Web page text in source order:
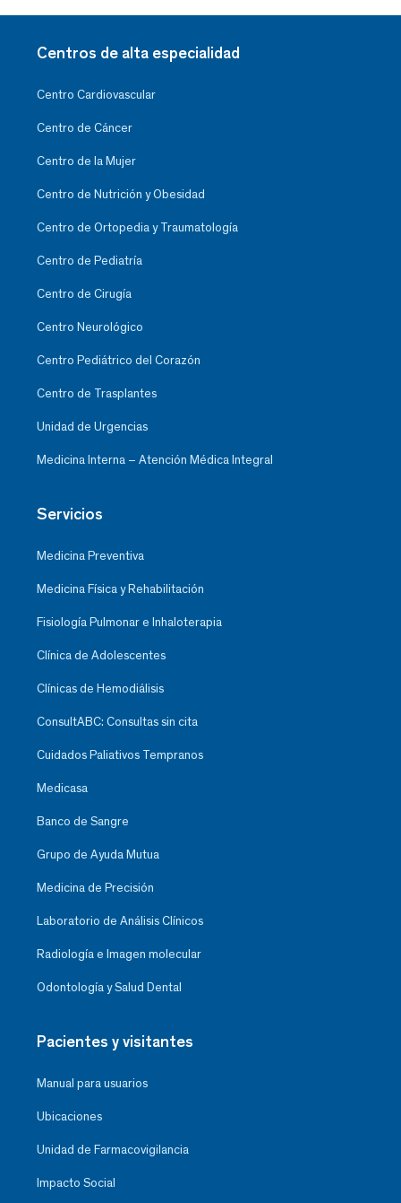
Centros de alta especialidad
Centro Cardiovascular
Centro de Cáncer
Centro de la Mujer
Centro de Nutrición y Obesidad
Centro de Ortopedia y Traumatología
Centro de Pediatría
Centro de Cirugía
Centro Neurológico
Centro Pediátrico del Corazón
Centro de Trasplantes
Unidad de Urgencias
Medicina Interna – Atención Médica Integral
Servicios
Medicina Preventiva
Medicina Física y Rehabilitación
Fisiología Pulmonar e Inhaloterapia
Clínica de Adolescentes
Clínicas de Hemodiálisis
ConsultABC: Consultas sin cita
Cuidados Paliativos Tempranos
Medicasa
Banco de Sangre
Grupo de Ayuda Mutua
Medicina de Precisión
Laboratorio de Análisis Clínicos
Radiología e Imagen molecular
Odontología y Salud Dental
Pacientes y visitantes
Manual para usuarios
Ubicaciones
Unidad de Farmacovigilancia
Impacto Social